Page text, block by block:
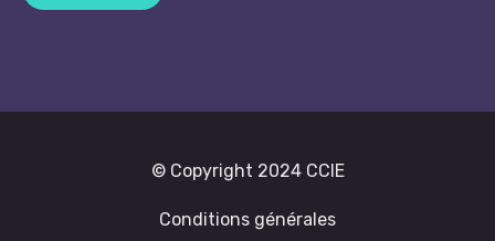
© Copyright 2024 CCIE
Conditions générales